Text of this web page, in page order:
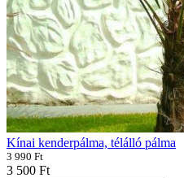
Kínai kenderpálma, télálló pálma
3 990 Ft
3 500 Ft